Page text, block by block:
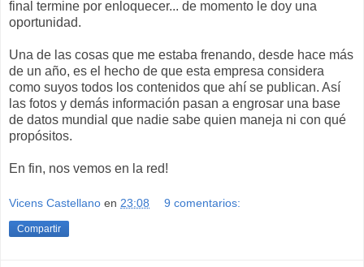
final termine por enloquecer... de momento le doy una
oportunidad.
Una de las cosas que me estaba frenando, desde hace más
de un año, es el hecho de que esta empresa considera
como suyos todos los contenidos que ahí se publican. Así
las fotos y demás información pasan a engrosar una base
de datos mundial que nadie sabe quien maneja ni con qué
propósitos.
En fin, nos vemos en la red!
Vicens Castellano en 23:08 9 comentarios:
Compartir